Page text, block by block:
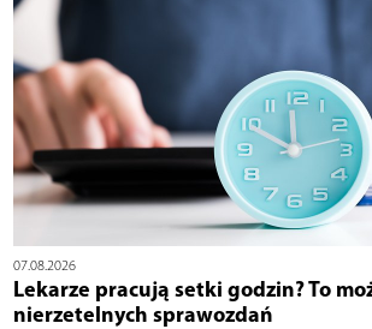
07.08.2026
Lekarze pracują setki godzin? To
nierzetelnych sprawozdań